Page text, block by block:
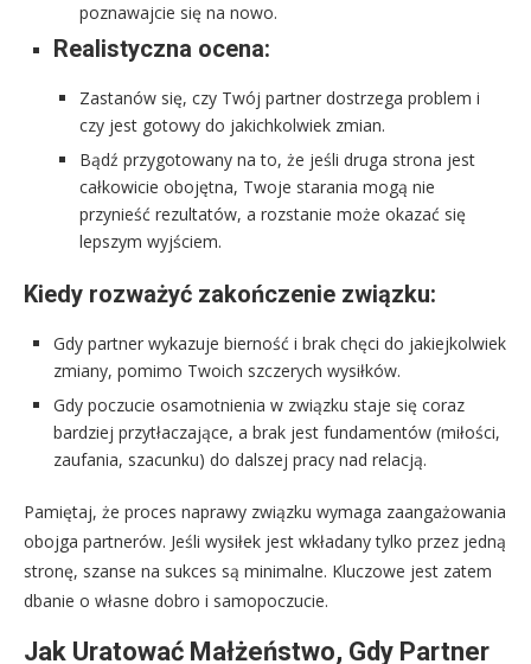
poznawajcie się na nowo.
Realistyczna ocena:
Zastanów się, czy Twój partner dostrzega problem i
czy jest gotowy do jakichkolwiek zmian.
Bądź przygotowany na to, że jeśli druga strona jest
całkowicie obojętna, Twoje starania mogą nie
przynieść rezultatów, a rozstanie może okazać się
lepszym wyjściem.
Kiedy rozważyć zakończenie związku:
Gdy partner wykazuje bierność i brak chęci do jakiejkolwiek
zmiany, pomimo Twoich szczerych wysiłków.
Gdy poczucie osamotnienia w związku staje się coraz
bardziej przytłaczające, a brak jest fundamentów (miłości,
zaufania, szacunku) do dalszej pracy nad relacją.
Pamiętaj, że proces naprawy związku wymaga zaangażowania
obojga partnerów. Jeśli wysiłek jest wkładany tylko przez jedną
stronę, szanse na sukces są minimalne. Kluczowe jest zatem
dbanie o własne dobro i samopoczucie.
Jak Uratować Małżeństwo, Gdy Partner